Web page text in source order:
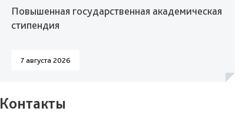
Повышенная государственная академическая
стипендия
7 августа 2026
Контакты